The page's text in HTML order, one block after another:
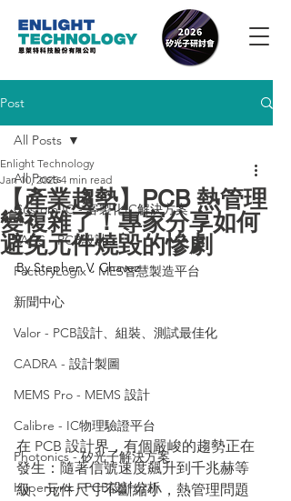
Post
All Posts
Custom IC - 客製化IC解決方案
PADS - PCB設計
FactoryLogix - MES智慧製造平台
新聞中心
Valor - PCB設計、組裝、測試最佳化
CADRA - 設計製圖
MEMS Pro - MEMS 設計
Calibre - IC物理驗證平台
Photonics - 矽光子解決方案
HyperLynx - PCB設計分析
All Posts
【產業趨勢】PCB 熱管理
變複雜了！專家分享如何
避免元件燒毀的慘劇
Enlight Technology
Jan 10, 2025 4 min read
By Stephen V. Chavez
在 PCB 設計界，有個嚴峻的趨勢正在
發生：隨著信號速度飆升到千兆赫等
級、元件尺寸不斷縮小，熱管理問題